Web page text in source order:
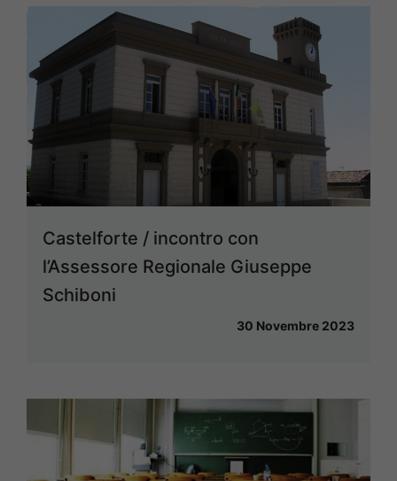
Castelforte / incontro con
l’Assessore Regionale Giuseppe
Schiboni
30 Novembre 2023